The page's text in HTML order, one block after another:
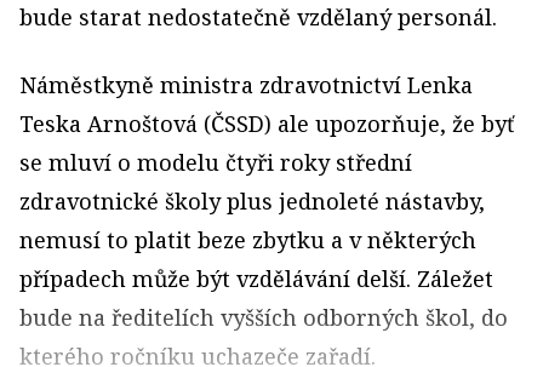
bude starat nedostatečně vzdělaný personál.
Náměstkyně ministra zdravotnictví Lenka
Teska Arnoštová (ČSSD) ale upozorňuje, že byť
se mluví o modelu čtyři roky střední
zdravotnické školy plus jednoleté nástavby,
nemusí to platit beze zbytku a v některých
případech může být vzdělávání delší. Záležet
bude na ředitelích vyšších odborných škol, do
kterého ročníku uchazeče zařadí.